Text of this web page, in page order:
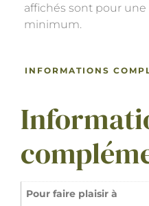
affichés sont pour
minimum.
INFORMATIONS
Pour faire plaisir à